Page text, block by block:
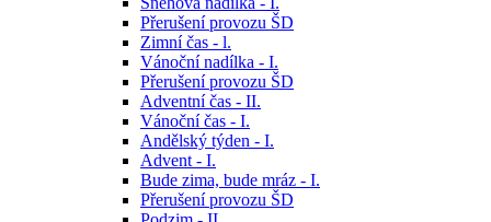
Přerušení provozu ŠD
Zimní čas - l.
Vánoční nadílka - I.
Přerušení provozu ŠD
Adventní čas - II.
Vánoční čas - I.
Andělský týden - I.
Advent - I.
Bude zima, bude mráz - I.
Přerušení provozu ŠD